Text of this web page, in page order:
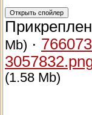
Mb) ·
(1.58 Mb)